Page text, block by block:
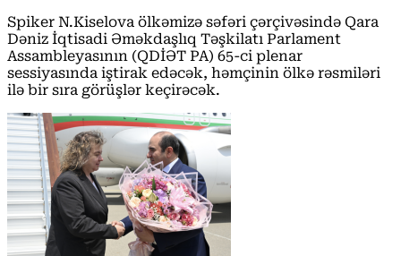
Spiker N.Kiselova ölkəmizə səfəri çərçivəsində Qara
Dəniz İqtisadi Əməkdaşlıq Təşkilatı Parlament
Assambleyasının (QDİƏT PA) 65-ci plenar
sessiyasında iştirak edəcək, həmçinin ölkə rəsmiləri
ilə bir sıra görüşlər keçirəcək.